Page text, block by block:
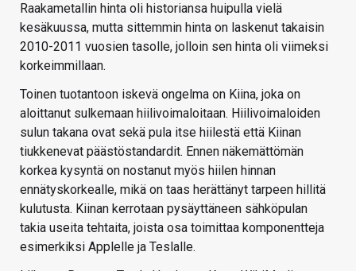
Raakametallin hinta oli historiansa huipulla vielä
kesäkuussa, mutta sittemmin hinta on laskenut takaisin
2010-2011 vuosien tasolle, jolloin sen hinta oli viimeksi
korkeimmillaan.
Toinen tuotantoon iskevä ongelma on Kiina, joka on
aloittanut sulkemaan hiilivoimaloitaan. Hiilivoimaloiden
sulun takana ovat sekä pula itse hiilestä että Kiinan
tiukkenevat päästöstandardit. Ennen näkemättömän
korkea kysyntä on nostanut myös hiilen hinnan
ennätyskorkealle, mikä on taas herättänyt tarpeen hillitä
kulutusta. Kiinan kerrotaan pysäyttäneen sähköpulan
takia useita tehtaita, joista osa toimittaa komponentteja
esimerkiksi Applelle ja Teslalle.